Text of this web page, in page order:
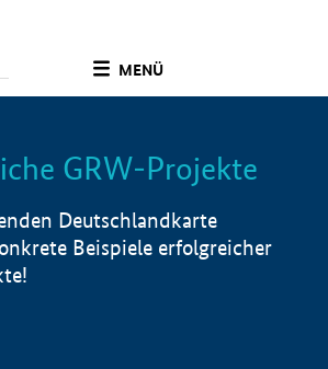
MENÜ
Info
GRW-Projekte
Deutschlandkarte
Beispiele erfolgreicher